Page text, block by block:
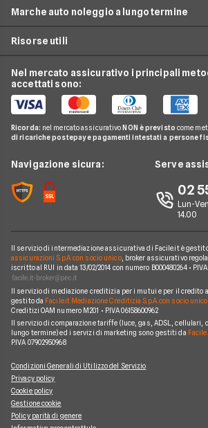
Mutui
Conti e Carte
Telefonia Mobile
Pay TV
Noleggio Lungo Termine
News
Chi siamo
Perché scegliere Facile.it
Mappa del sito
City Car Noleggio lungo termine
Noleggio SUV
Noleggio monovolume
Arval
Leasys
LeasePlan
B-rent
Athlon
Program
Horizon Automotive
Marche auto noleggio a lungo termine
BMW
Citroen
Fiat
Ford
Mercedes
Nissan
Peugeot
Volkswagen
Risorse utili
Guide noleggio auto
News noleggio auto
Glossario noleggio auto
Nel mercato assicurativo i principali
accettati sono:
Ricorda: nel mercato assicurativo NON è previsto come
di ricariche postepay e pagamenti intestati a persone
Navigazione sicura: Serve
02
Lun-
14.00
Il servizio di intermediazione assicurativa di Facile.it è
assicurazioni S.p.A. con socio unico, broker assicurativo
iscritto al RUI in data 13/02/2014 con numero B000480264 • P.IVA
Il servizio di mediazione creditizia per i mutui e per il credito
gestito da Facile.it Mediazione Creditizia S.p.A. con socio unico
Creditizi OAM numero M201 • P.IVA 06158600962
Il servizio di comparazione tariffe (luce, gas, ADSL, cellulari,
lungo termine) ed i servizi di marketing sono gestiti da
P.IVA 07902950968
Condizioni Generali di Utilizzo del Servizio
Privacy policy
Cookie policy
Gestione cookie
Policy parità di genere